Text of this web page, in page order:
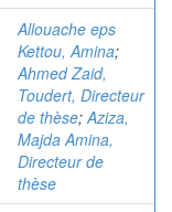
Allouache eps
Kettou, Amina;
Ahmed Zaid,
Toudert, Directeur
de thèse;Aziza,
Majda Amina,
Directeur de
thèse